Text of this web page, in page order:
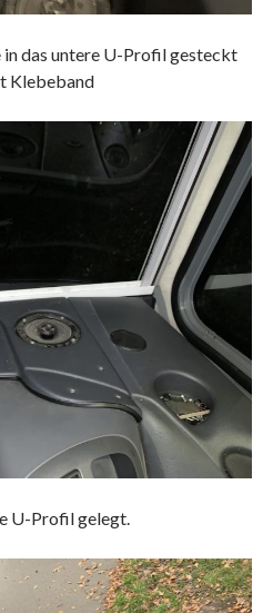
das untere U-Profil gesteckt
Klebeband
U-Profil gelegt.